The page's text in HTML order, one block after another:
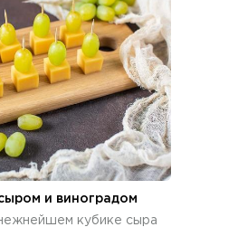
и виноградом
кубике сыра